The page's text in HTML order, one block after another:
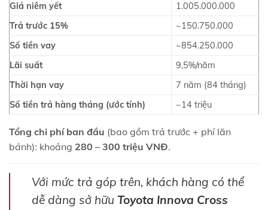
Giá niêm yết
1.005.000.000
Trả trước 15%
~150.750.000
Số tiền vay
~854.250.000
Lãi suất
9,5%/năm
Thời hạn vay
7 năm (84 tháng)
Số tiền trả hàng tháng (ước tính)
~14 triệu
Tổng chi phí ban đầu (bao gồm trả trước + phí lăn
bánh): khoảng 280 – 300 triệu VNĐ.
Với mức trả góp trên, khách hàng có thể
dễ dàng sở hữu Toyota Innova Cross